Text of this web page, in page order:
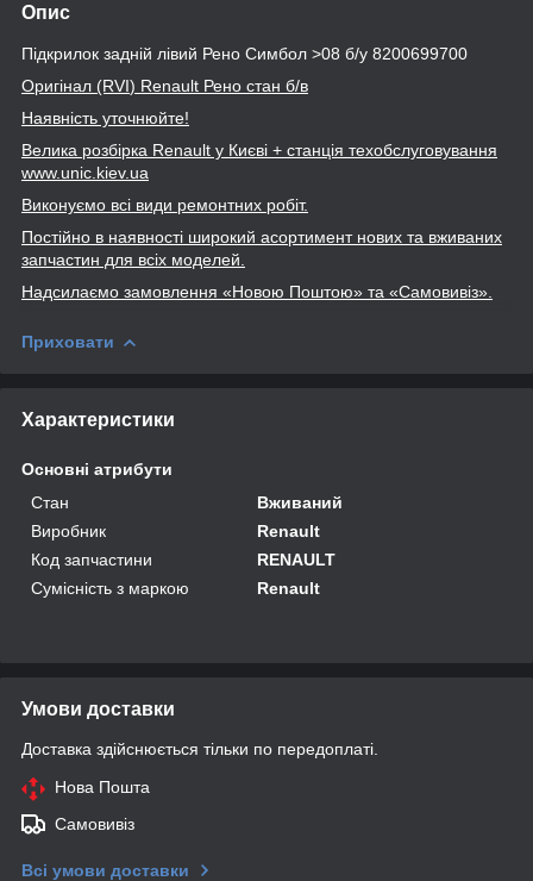
Опис
Підкрилок задній лівий Рено Симбол >08 б/у 8200699700
Оригінал (RVI) Renault Рено стан б/в
Наявність уточнюйте!
Велика розбірка Renault у Києві + станція техобслуговування
www.unic .kiev.ua
Виконуємо всі види ремонтних робіт.
Постійно в наявності широкий асортимент нових та вживаних
запчастин для всіх моделей.
Надсилаємо замовлення «Новою Поштою» та «Самовивіз».
Приховати
Характеристики
Основні атрибути
Стан
Вживаний
Виробник
Renault
Код запчастини
RENAULT
Сумісність з маркою
Renault
Умови доставки
Доставка здійснюється тільки по передоплаті.
Нова Пошта
Самовивіз
Всі умови доставки